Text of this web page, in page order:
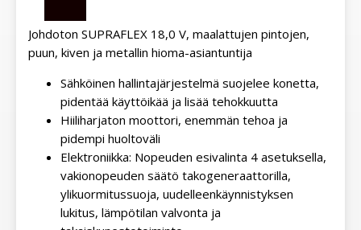
Johdoton SUPRAFLEX 18,0 V, maalattujen pintojen,
puun, kiven ja metallin hioma-asiantuntija
Sähköinen hallintajärjestelmä suojelee konetta,
pidentää käyttöikää ja lisää tehokkuutta
Hiiliharjaton moottori, enemmän tehoa ja
pidempi huoltoväli
Elektroniikka: Nopeuden esivalinta 4 asetuksella,
vakionopeuden säätö takogeneraattorilla,
ylikuormitussuoja, uudelleenkäynnistyksen
lukitus, lämpötilan valvonta ja